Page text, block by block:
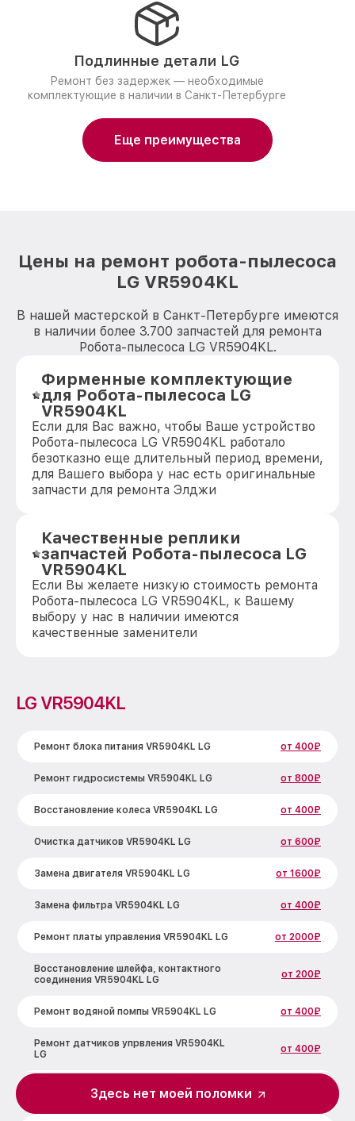
Подлинные детали LG
Ремонт без задержек — необходимые
комплектующие в наличии в Санкт-Петербурге
Еще преимущества
Цены на ремонт робота-пылесоса
LG VR5904KL
В нашей мастерской в Санкт-Петербурге имеются
в наличии более 3.700 запчастей для ремонта
Робота-пылесоса LG VR5904KL.
Фирменные комплектующие
для Робота-пылесоса LG
VR5904KL
Если для Вас важно, чтобы Ваше устройство
Робота-пылесоса LG VR5904KL работало
безотказно еще длительный период времени,
для Вашего выбора у нас есть оригинальные
запчасти для ремонта Элджи
Качественные реплики
запчастей Робота-пылесоса LG
VR5904KL
Если Вы желаете низкую стоимость ремонта
Робота-пылесоса LG VR5904KL, к Вашему
выбору у нас в наличии имеются
качественные заменители
LG VR5904KL
Ремонт блока питания VR5904KL LG от 400₽
Ремонт гидросистемы VR5904KL LG от 800₽
Восстановление колеса VR5904KL LG от 400₽
Очистка датчиков VR5904KL LG от 600₽
Замена двигателя VR5904KL LG от 1600₽
Замена фильтра VR5904KL LG от 400₽
Ремонт платы управления VR5904KL LG от 2000₽
Восстановление шлейфа, контактного
соединения VR5904KL LG
от 200₽
Ремонт водяной помпы VR5904KL LG от 400₽
Ремонт датчиков упрвления VR5904KL
LG
от 400₽
Ремонт зарядной станции VR5904KL LG
Здесь нет моей поломки